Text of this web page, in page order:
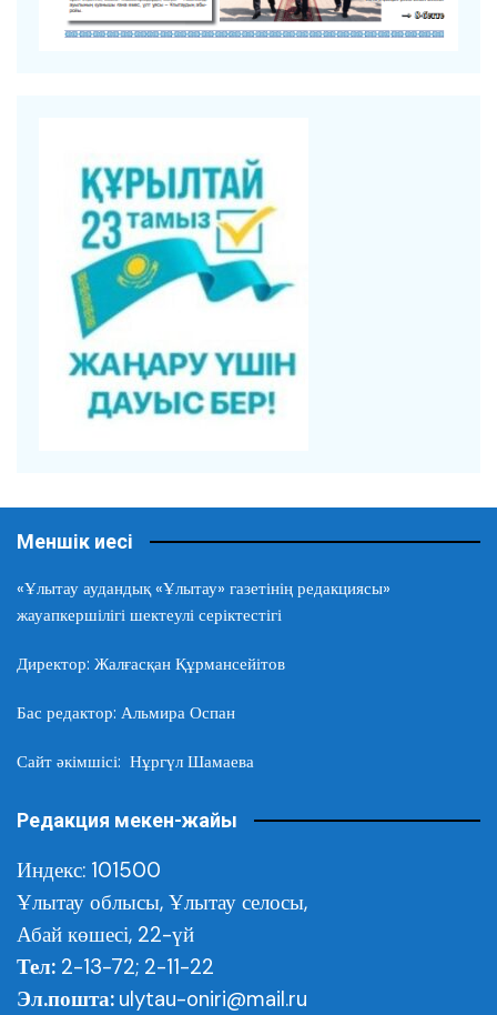
Меншік иесі
«Ұлытау аудандық «Ұлытау» газетінің редакциясы»
жауапкершілігі шектеулі серіктестігі
Директор: Жалғасқан Құрмансейітов
Бас редактор: Альмира Оспан
Сайт әкімшісі: Нұргүл Шамаева
Редакция мекен-жайы
Индекс: 101500
Ұлытау облысы, Ұлытау селосы,
Абай көшесі, 22-үй
Тел: 2-13-72; 2-11-22
Эл.пошта: ulytau-oniri@mail.ru